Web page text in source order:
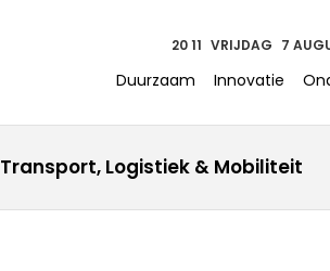
20:11 VRIJDAG 7
Duurzaam Innovatie
Transport, Logistiek & Mobiliteit